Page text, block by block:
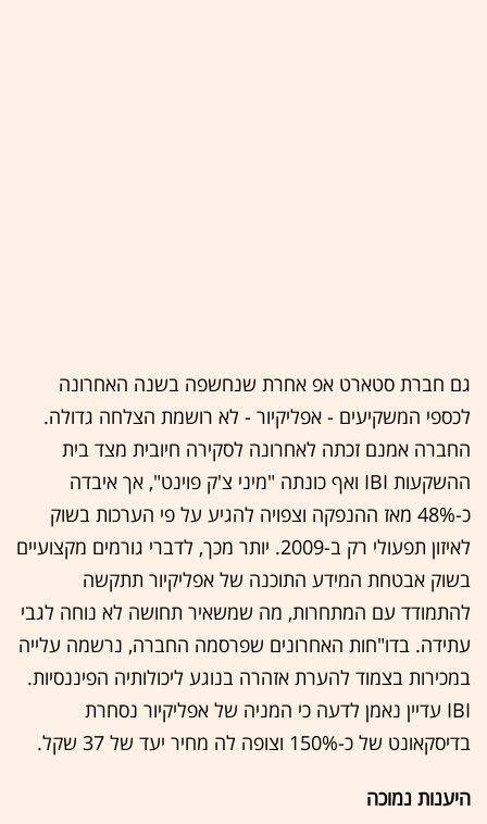
גם חברת סטארט אפ אחרת שנחשפה בשנה האחרונה
לכספי המשקיעים - אפליקיור - לא רושמת הצלחה גדולה.
החברה אמנם זכתה לאחרונה לסקירה חיובית מצד בית
ההשקעות IBI ואף כונתה "מיני צ'ק פוינט", אך איבדה
כ-48% מאז ההנפקה וצפויה להגיע על פי הערכות בשוק
לאיזון תפעולי רק ב-2009. יותר מכך, לדברי גורמים מקצועיים
בשוק אבטחת המידע התוכנה של אפליקיור תתקשה
להתמודד עם המתחרות, מה שמשאיר תחושה לא נוחה לגבי
עתידה. בדו"חות האחרונים שפרסמה החברה, נרשמה עלייה
במכירות בצמוד להערת אזהרה בנוגע ליכולותיה הפיננסיות.
IBI עדיין נאמן לדעה כי המניה של אפליקיור נסחרת
בדיסקאונט של כ-150% וצופה לה מחיר יעד של 37 שקל.
היענות נמוכה